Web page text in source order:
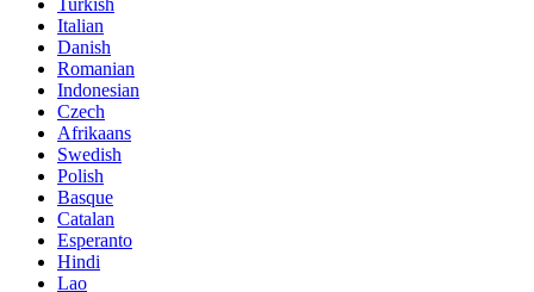
Turkish
Italian
Danish
Romanian
Indonesian
Czech
Afrikaans
Swedish
Polish
Basque
Catalan
Esperanto
Hindi
Lao